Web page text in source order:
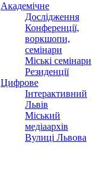
Академічне
Дослідження
Конференції,
воркшопи,
семінари
Міські семінари
Резиденції
Цифрове
Інтерактивний
Львів
Міський
медіаархів
Вулиці Львова